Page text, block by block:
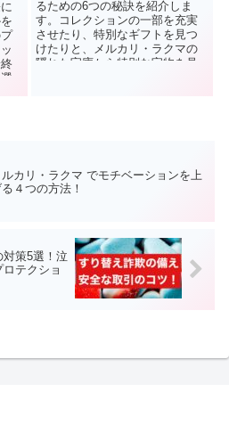
るための6つの秘訣を紹介しま
す。コレクションの一部を充実
させたり、特別なギフトを見つ
けたりと、メルカリ・ラクマの
隠れた宝庫から特別な宝物を見
ルカリ・ラクマ でモチベーションを上
４つの方法！
対策5選！泣
テクショ